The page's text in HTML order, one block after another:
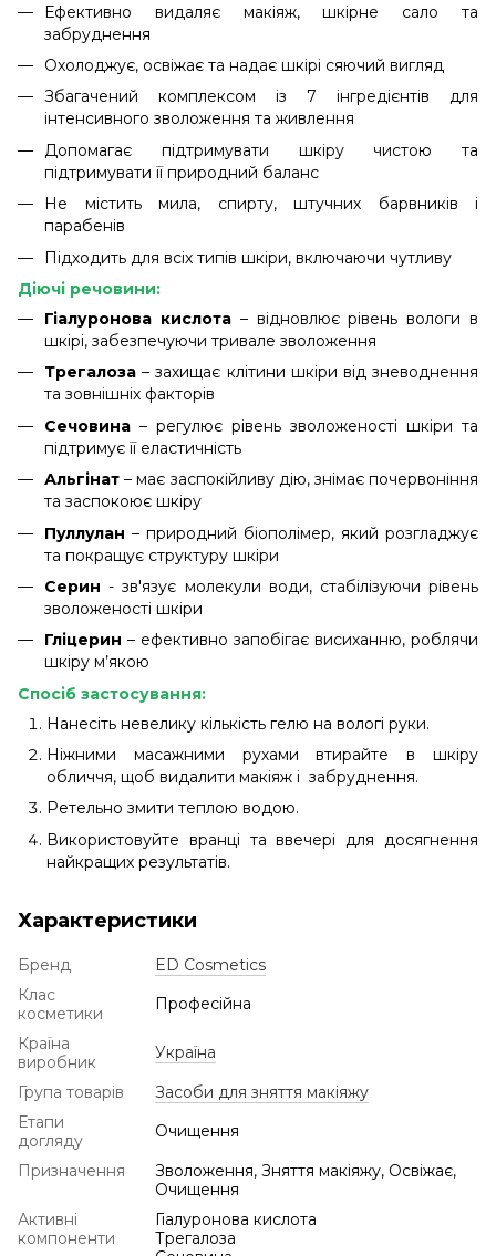
Ефективно видаляє макіяж, шкірне сало та
забруднення
Охолоджує, освіжає та надає шкірі сяючий вигляд
Збагачений комплексом із 7 інгредієнтів для
інтенсивного зволоження та живлення
Допомагає підтримувати шкіру чистою та
підтримувати її природний баланс
Не містить мила, спирту, штучних барвників і
парабенів
Підходить для всіх типів шкіри, включаючи чутливу
Діючі речовини:
Гіалуронова кислота– відновлює рівень вологи в
шкірі, забезпечуючи тривале зволоження
Трегалоза– захищає клітини шкіри від зневоднення
та зовнішніх факторів
Сечовина – регулює рівень зволоженості шкіри та
підтримує її еластичність
Альгінат– має заспокійливу дію, знімає почервоніння
та заспокоює шкіру
Пуллулан – природний біополімер, який розгладжує
та покращує структуру шкіри
Серин- зв'язує молекули води, стабілізуючи рівень
зволоженості шкіри
Гліцерин – ефективно запобігає висиханню, роблячи
шкіру м’якою
Спосіб застосування:
Нанесіть невелику кількість гелю на вологі руки.
Ніжними масажними рухами втирайте в шкіру
обличчя, щоб видалити макіяж і забруднення.
Ретельно змити теплою водою.
Використовуйте вранці та ввечері для досягнення
найкращих результатів.
Характеристики
Бренд
ED Cosmetics
Клас
косметики
Професійна
Країна
виробник
Україна
Група товарів
Засоби для зняття макіяжу
Етапи
догляду
Очищення
Призначення
Зволоження, Зняття макіяжу, Освіжає,
Очищення
Активні
компоненти
Гіалуронова кислота
Трегалоза